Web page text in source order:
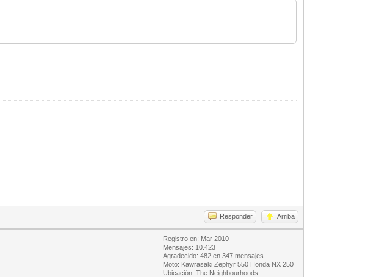
Responder Arriba
Registro en: Mar 2010
Mensajes: 10.423
Agradecido: 482 en 347 mensajes
Moto: Kawrasaki Zephyr 550 Honda NX 250
Ubicación: The Neighbourhoods